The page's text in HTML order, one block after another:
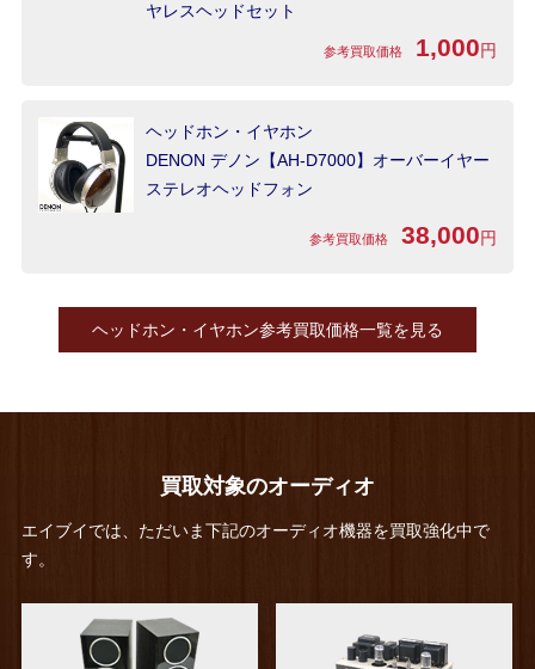
ヤレスヘッドセット
参考買取価格 1,000円
ヘッドホン・イヤホン
DENON デノン【AH-D7000】オーバーイヤー
ステレオヘッドフォン
参考買取価格 38,000円
ヘッドホン・イヤホン参考買取価格一覧を見る
買取対象のオーディオ
エイブイでは、ただいま下記のオーディオ機器を買取強化中で
す。